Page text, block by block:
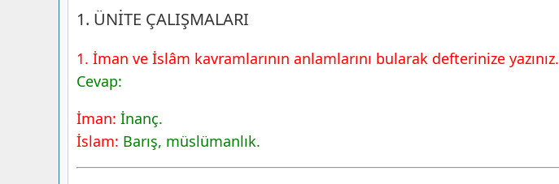
1. ÜNİTE ÇALIŞMALARI
1. İman ve İslâm kavramlarının anlamlarını bularak defterinize yazınız.
Cevap:
İman: İnanç.
İslam: Barış, müslümanlık.